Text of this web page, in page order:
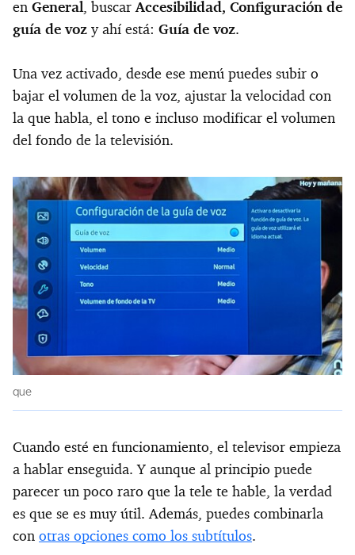
en General, buscarAccesibilidad, Configuración de
guía de voz y ahí está: Guía de voz.
Una vez activado, desde ese menú puedes subir o
bajar el volumen de la voz, ajustar la velocidad con
la que habla, el tono e incluso modificar el volumen
del fondo de la televisión.
que
Cuando esté en funcionamiento, el televisor empieza
a hablar enseguida. Y aunque al principio puede
parecer un poco raro que la tele te hable, la verdad
es que se es muy útil. Además, puedes combinarla
con otras opciones como los subtítulos.